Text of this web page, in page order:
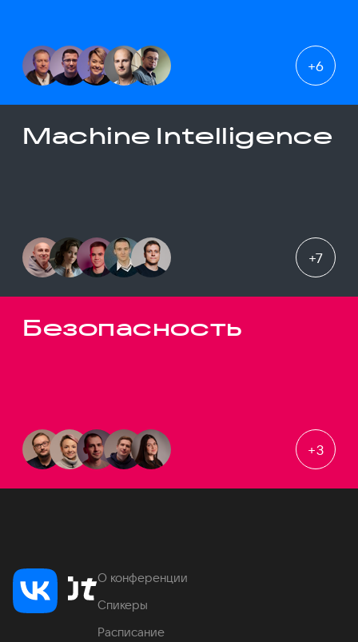
+6
Machine Intelligence
+7
Безопасность
+3
О конференции
Спикеры
Расписание